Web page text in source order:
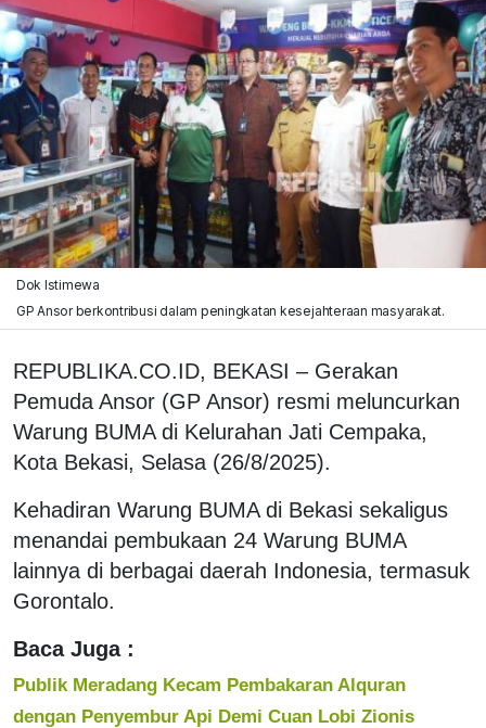
Dok Istimewa
GP Ansor berkontribusi dalam peningkatan kesejahteraan masyarakat.
REPUBLIKA.CO.ID, BEKASI – Gerakan
Pemuda Ansor (GP Ansor) resmi meluncurkan
Warung BUMA di Kelurahan Jati Cempaka,
Kota Bekasi, Selasa (26/8/2025).
Kehadiran Warung BUMA di Bekasi sekaligus
menandai pembukaan 24 Warung BUMA
lainnya di berbagai daerah Indonesia, termasuk
Gorontalo.
Baca Juga :
Publik Meradang Kecam Pembakaran Alquran
dengan Penyembur Api Demi Cuan Lobi Zionis